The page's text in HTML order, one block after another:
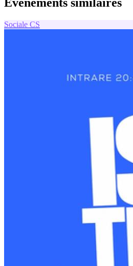
Événements similaires
Sociale CS